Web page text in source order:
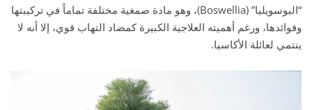
“البوسويليا” (Boswellia)، وهو مادة صمغية مختلفة تماماً في تركيبتها
وفوائدها، ورغم أهميته العلاجية الكبيرة كمضاد التهاب قوي، إلا أنه لا
ينتمي لعائلة الأكاسيا.